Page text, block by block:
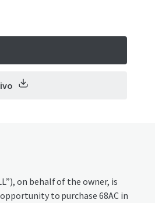
on behalf of the owner, is
to purchase 68AC in